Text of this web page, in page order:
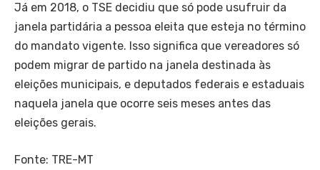
Já em 2018, o TSE decidiu que só pode usufruir da
janela partidária a pessoa eleita que esteja no término
do mandato vigente. Isso significa que vereadores só
podem migrar de partido na janela destinada às
eleições municipais, e deputados federais e estaduais
naquela janela que ocorre seis meses antes das
eleições gerais.
Fonte: TRE-MT